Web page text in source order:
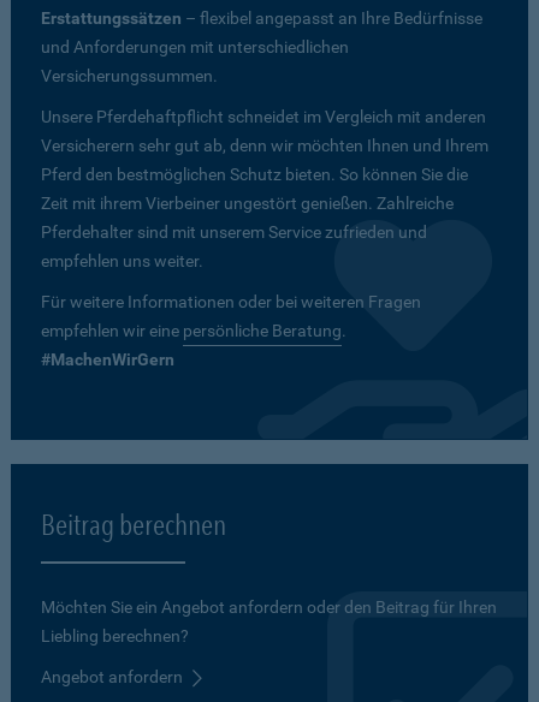
Erstattungssätzen – flexibel angepasst an Ihre Bedürfnisse
und Anforderungen mit unterschiedlichen
Versicherungssummen.
Unsere Pferdehaftpflicht schneidet im Vergleich mit anderen
Versicherern sehr gut ab, denn wir möchten Ihnen und Ihrem
Pferd den bestmöglichen Schutz bieten. So können Sie die
Zeit mit ihrem Vierbeiner ungestört genießen. Zahlreiche
Pferdehalter sind mit unserem Service zufrieden und
empfehlen uns weiter.
Für weitere Informationen oder bei weiteren Fragen
empfehlen wir eine persönliche Beratung.
#MachenWirGern
Beitrag berechnen
Möchten Sie ein Angebot anfordern oder den Beitrag für Ihren
Liebling berechnen?
Angebot anfordern